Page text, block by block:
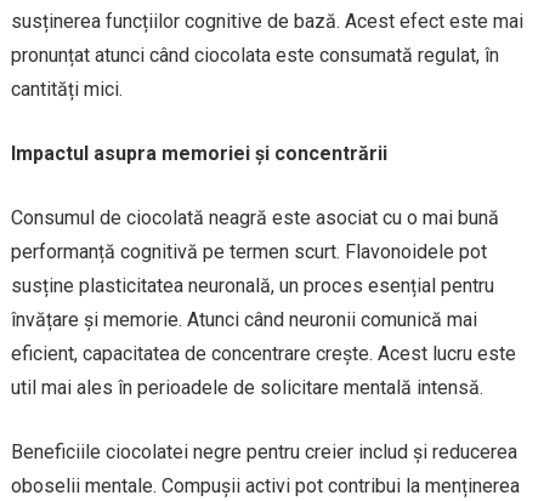
susținerea funcțiilor cognitive de bază. Acest efect este mai
pronunțat atunci când ciocolata este consumată regulat, în
cantități mici.
Impactul asupra memoriei și concentrării
Consumul de ciocolată neagră este asociat cu o mai bună
performanță cognitivă pe termen scurt. Flavonoidele pot
susține plasticitatea neuronală, un proces esențial pentru
învățare și memorie. Atunci când neuronii comunică mai
eficient, capacitatea de concentrare crește. Acest lucru este
util mai ales în perioadele de solicitare mentală intensă.
Beneficiile ciocolatei negre pentru creier includ și reducerea
oboselii mentale. Compușii activi pot contribui la menținerea